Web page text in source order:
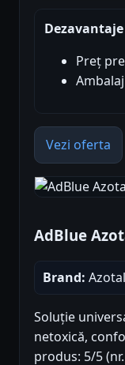
Dezavantaje
Preț
Vezi oferta
AdBlue
Brand: Azotal
Soluție
netoxică,
produs: 5/5